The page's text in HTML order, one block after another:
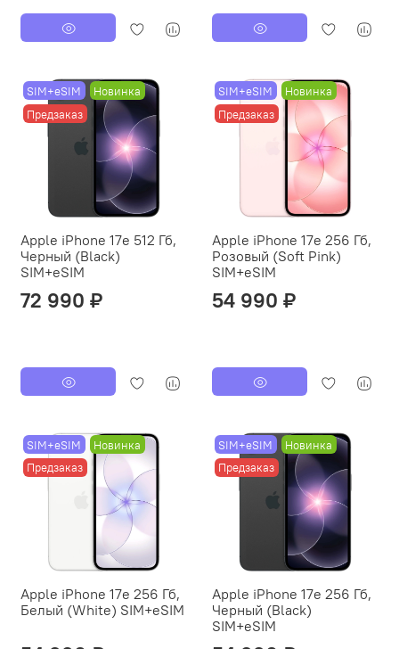
SIM+eSIM
Новинка
Предзаказ
Apple iPhone 17e 512 Гб,
Черный (Black)
SIM+eSIM
72 990 ₽
SIM+eSIM
Новинка
Предзаказ
Apple iPhone 17e 256 Гб,
Розовый (Soft Pink)
SIM+eSIM
54 990 ₽
SIM+eSIM
Новинка
Предзаказ
Apple iPhone 17e 256 Гб,
Белый (White) SIM+eSIM
SIM+eSIM
Новинка
Предзаказ
Apple iPhone 17e 256 Гб,
Черный (Black)
SIM+eSIM